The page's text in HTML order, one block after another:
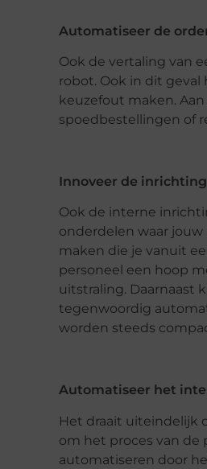
Automatiseer de
Ook de vertaling van
robot. Ook in dit
keuzefout maken.
spoedbestellingen of
Innoveer de inrichting
Ook de interne
onderdelen waar
maken die je vanuit
personeel een hoop
uitstraling. Daarnaast
tegenwoordig
worden steeds
Automatiseer het
Het draait uiteindelijk
om het proces van
automatiseren door